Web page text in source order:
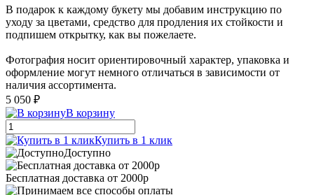
В подарок к каждому букету мы добавим инструкцию по
уходу за цветами, средство для продления их стойкости и
подпишем открытку, как вы пожелаете.
Фотография носит ориентировочный характер, упаковка и
оформление могут немного отличаться в зависимости от
наличия ассортимента.
5 050 ₽
В корзину
Купить в 1 клик
Доступно
Бесплатная доставка от 2000р